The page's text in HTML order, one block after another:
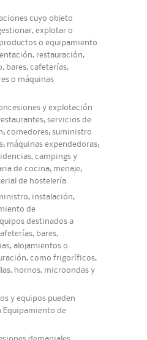
cuyo objeto
explotar o
o equipamiento
restauración,
bares, cafeterías,
o máquinas
y explotación
servicios de
comedores; suministro
máquinas expendedoras;
campings y
de cocina; menaje;
de hostelería.
instalación,
de
destinados a
bares,
alojamientos o
como frigoríficos,
hornos, microondas y
y equipos pueden
Equipamiento de